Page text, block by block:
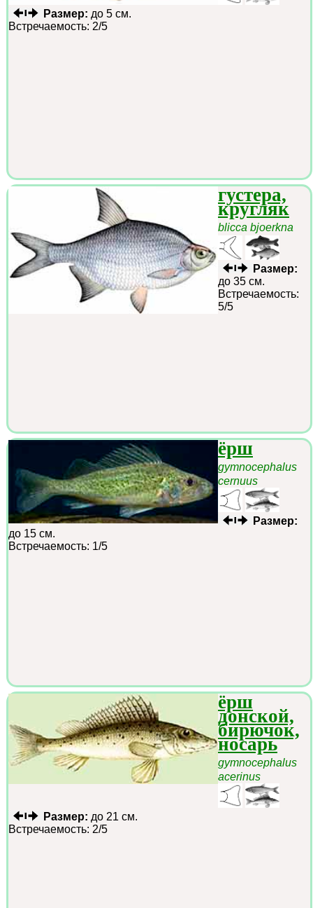
Размер: до 5 см.
Встречаемость: 2/5
густера,
кругляк
blicca bjoerkna
Размер:
до 35 см.
Встречаемость:
5/5
ёрш
gymnocephalus
cernuus
Размер:
до 15 см.
Встречаемость: 1/5
ёрш
донской,
бирючок,
носарь
gymnocephalus
acerinus
Размер: до 21 см.
Встречаемость: 2/5